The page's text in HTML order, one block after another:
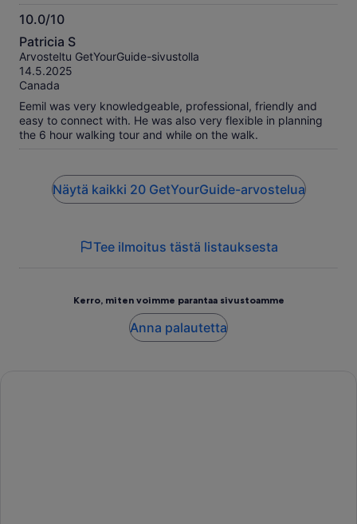
10.0/10
10.0
kautta
10
Patricia S
Arvosteltu GetYourGuide-sivustolla
14.5.2025
Canada
Eemil was very knowledgeable, professional, friendly and
easy to connect with. He was also very flexible in planning
the 6 hour walking tour and while on the walk.
Näytä kaikki 20 GetYourGuide-arvostelua
Tee ilmoitus tästä listauksesta
Kerro, miten voimme parantaa sivustoamme
Anna palautetta